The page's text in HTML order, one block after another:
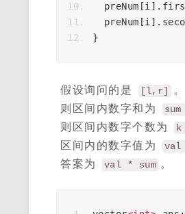
preNum [i ].
preNum [i ].
}
假设询问的是 [l,r]
。
则区间内数字和为
则区间内数字个数为
区间内的数字值为
val
答案为
val * sum 。